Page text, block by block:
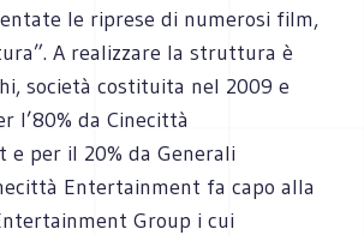
le riprese di numerosi film,
A realizzare la struttura è
società costituita nel 2009 e
l’80% da Cinecittà
e per il 20% da Generali
Entertainment fa capo alla
Group i cui